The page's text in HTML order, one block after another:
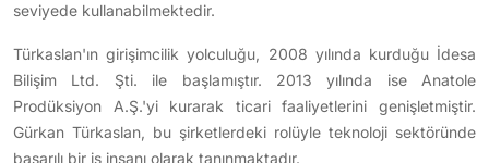
seviyede kullanabilmektedir.
Türkaslan'ın girişimcilik yolculuğu, 2008 yılında kurduğu İdesa
Bilişim Ltd. Şti. ile başlamıştır. 2013 yılında ise Anatole
Prodüksiyon A.Ş.'yi kurarak ticari faaliyetlerini genişletmiştir.
Gürkan Türkaslan, bu şirketlerdeki rolüyle teknoloji sektöründe
başarılı bir iş insanı olarak tanınmaktadır.